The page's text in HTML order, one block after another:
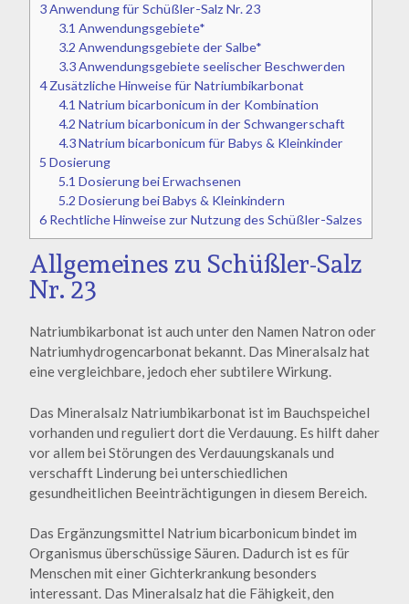
3Anwendung für Schüßler-Salz Nr. 23
3.1 Anwendungsgebiete*
3.2 Anwendungsgebiete der Salbe*
3.3Anwendungsgebiete seelischer Beschwerden
4Zusätzliche Hinweise für Natriumbikarbonat
4.1 Natrium bicarbonicum in der Kombination
4.2 Natrium bicarbonicum in der Schwangerschaft
4.3Natrium bicarbonicum für Babys & Kleinkinder
5 Dosierung
5.1 Dosierung bei Erwachsenen
5.2 Dosierung bei Babys & Kleinkindern
6 Rechtliche Hinweise zur Nutzung des Schüßler-Salzes
Allgemeines zu Schüßler-Salz
Nr. 23
Natriumbikarbonat ist auch unter den Namen Natron oder
Natriumhydrogencarbonat bekannt. Das Mineralsalz hat
eine vergleichbare, jedoch eher subtilere Wirkung.
Das Mineralsalz Natriumbikarbonat ist im Bauchspeichel
vorhanden und reguliert dort die Verdauung. Es hilft daher
vor allem bei Störungen des Verdauungskanals und
verschafft Linderung bei unterschiedlichen
gesundheitlichen Beeinträchtigungen in diesem Bereich.
Das Ergänzungsmittel Natrium bicarbonicum bindet im
Organismus überschüssige Säuren. Dadurch ist es für
Menschen mit einer Gichterkrankung besonders
interessant. Das Mineralsalz hat die Fähigkeit, den